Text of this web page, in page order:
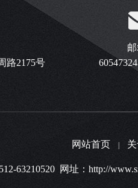
路2175号
网站首页
63210520 网址：http://